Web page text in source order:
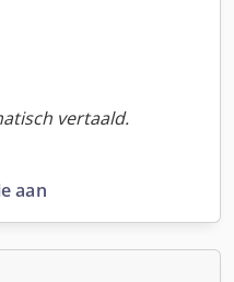
vertaald.
aan